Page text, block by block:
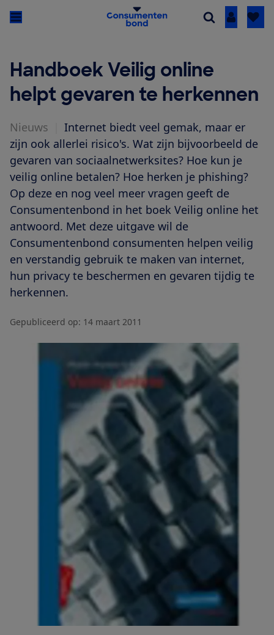
Inloggen
Handboek Veilig online
helpt gevaren te herkennen
Nieuws
Internet biedt veel gemak, maar er
zijn ook allerlei risico's. Wat zijn bijvoorbeeld de
gevaren van sociaalnetwerksites? Hoe kun je
veilig online betalen? Hoe herken je phishing?
Op deze en nog veel meer vragen geeft de
Consumentenbond in het boek Veilig online het
antwoord. Met deze uitgave wil de
Consumentenbond consumenten helpen veilig
en verstandig gebruik te maken van internet,
hun privacy te beschermen en gevaren tijdig te
herkennen.
Gepubliceerd op: 14 maart 2011